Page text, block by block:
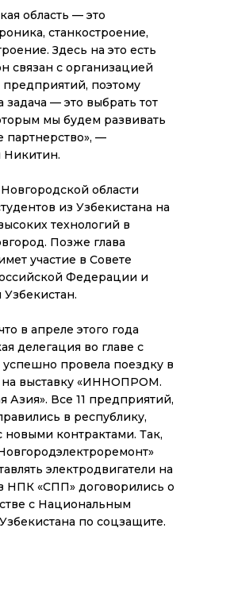
область — это
станкостроение,
Здесь на это есть
связан с организацией
предприятий, поэтому
задача — это выбрать тот
мы будем развивать
партнерство», —
Никитин.
области
из Узбекистана на
технологий в
Позже глава
участие в Совете
Федерации и
в апреле этого года
делегация во главе с
провела поездку в
на выставку «ИННОПРОМ.
Азия». Все 11 предприятий,
в республику,
новыми контрактами. Так,
электродвигатели на
НПК «СПП» договорились о
с Национальным
по соцзащите.